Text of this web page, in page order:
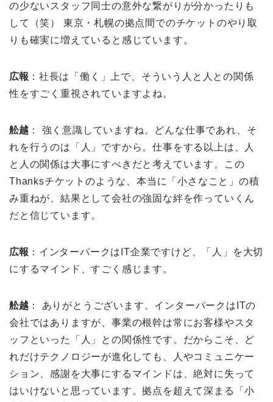
の少ないスタッフ同士の意外な繋がりが分かったりも
して（笑） 東京・札幌の拠点間でのチケットのやり取
りも確実に増えていると感じています。
広報 ：社長は「働く」上で、そういう人と人との関係
性をすごく重視されていますよね。
舩越 ： 強く意識していますね。どんな仕事であれ、そ
れを行うのは「人」ですから。仕事をする以上は、人
と人の関係は大事にすべきだと考えています。この
Thanksチケットのような、本当に「小さなこと」の積
み重ねが、結果として会社の強固な絆を作っていくん
だと信じています。
広報 ：インターパークはIT企業ですけど、「人」を大切
にするマインド、すごく感じます。
舩越 ： ありがとうございます。インターパークはITの
会社ではありますが、事業の根幹は常にお客様やスタ
ッフといった「人」との関係性です。だからこそ、ど
れだけテクノロジーが進化しても、人やコミュニケー
ション、感謝を大事にするマインドは、絶対に失って
はいけないと思っています。拠点を超えて深まる「小